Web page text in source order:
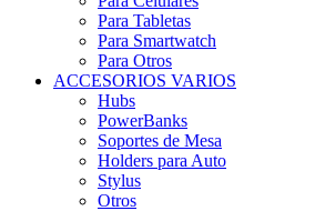
Para Tabletas
Para Smartwatch
Para Otros
ACCESORIOS VARIOS
Hubs
PowerBanks
Soportes de Mesa
Holders para Auto
Stylus
Otros